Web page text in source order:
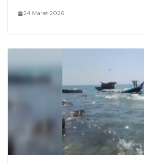
24 Maret 2026